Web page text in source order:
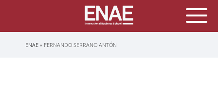
Sobrescribir
ENAE FERNANDO SERRANO ANTÓN